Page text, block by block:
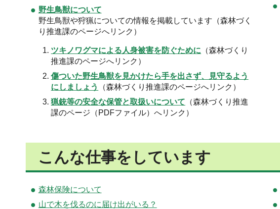
野生鳥獣について
野生鳥獣や狩猟についての情報を掲載しています（森林づく
り推進課のページへリンク）
ツキノワグマによる人身被害を防ぐために （森林づくり
推進課のページへリンク）
傷ついた野生鳥獣を見かけたら手を出さず、見守るよう
にしましょう
（森林づくり推進課のページへリンク）
猟銃等の安全な保管と取扱いについて （森林づくり推進
課のページ（PDFファイル）へリンク）
こんな仕事をしています
森林保険について
山で木を伐るのに届け出がいる？